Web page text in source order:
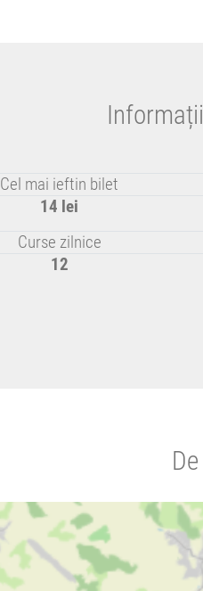
Cel mai ieftin bilet
14 lei
Curse zilnice
12